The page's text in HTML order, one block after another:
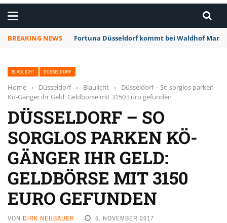
BREAKING NEWS Fortuna Düsseldorf kommt bei Waldhof
BLAULICHT DÜSSELDORF
Home › Düsseldorf › Blaulicht ›
Düsseldorf – So sorglos parken
Kö-Gänger ihr Geld: Geldbörse mit 3150 Euro gefunden
DÜSSELDORF – SO
SORGLOS PARKEN KÖ-
GÄNGER IHR GELD:
GELDBÖRSE MIT 3150
EURO GEFUNDEN
VON DIRK NEUBAUER 5. NOVEMBER 2017